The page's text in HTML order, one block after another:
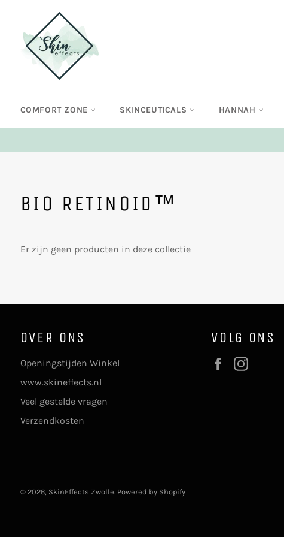
content
COMFORT ZONE SKINCEUTICALS HANNAH
BIO RETINOID™
Er zijn geen producten in deze collectie
OVER ONS
Openingstijden Winkel
www.skineffects.nl
Veel gestelde vragen
Verzendkosten
VOLG ONS
Facebook
© 2026, SkinEffects Zwolle. Powered by Shopify